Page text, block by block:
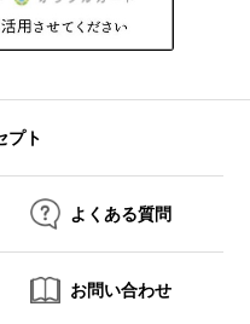
プト
よくある質問
お問い合わせ